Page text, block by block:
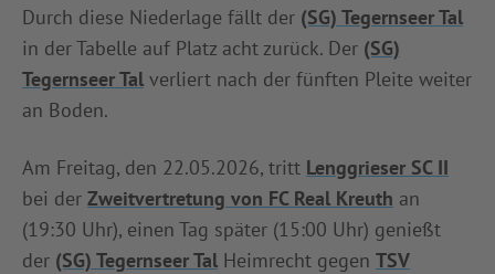
Durch diese Niederlage fällt der (SG) Tegernseer Tal
in der Tabelle auf Platz acht zurück. Der (SG)
Tegernseer Tal verliert nach der fünften Pleite weiter
an Boden.
Am Freitag, den 22.05.2026, tritt Lenggrieser SC II
bei der Zweitvertretung von FC Real Kreuth an
(19:30 Uhr), einen Tag später (15:00 Uhr) genießt
der (SG) Tegernseer Tal Heimrecht gegen TSV